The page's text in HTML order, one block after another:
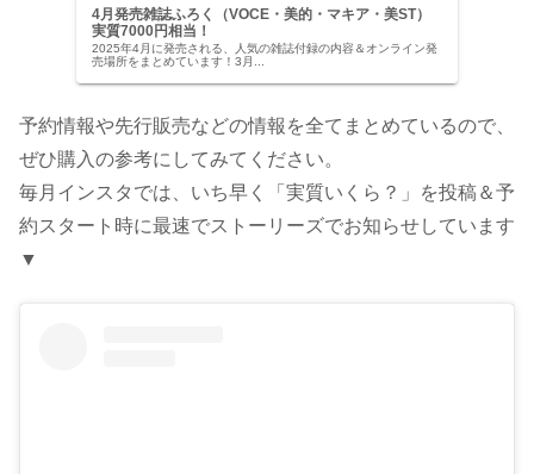
4月発売雑誌ふろく（VOCE・美的・マキア・美ST）
実質7000円相当！
2025年4月に発売される、人気の雑誌付録の内容＆オンライン発
売場所をまとめています！3月...
予約情報や先行販売などの情報を全てまとめているので、
ぜひ購入の参考にしてみてください。
毎月インスタでは、いち早く「実質いくら？」を投稿＆予
約スタート時に最速でストーリーズでお知らせしています
▼